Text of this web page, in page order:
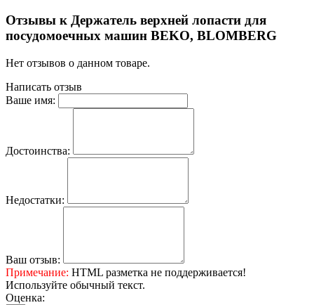
Отзывы к Держатель верхней лопасти для
посудомоечных машин BEKO, BLOMBERG
Нет отзывов о данном товаре.
Написать отзыв
Ваше имя:
Достоинства:
Недостатки:
Ваш отзыв:
Примечание: HTML разметка не поддерживается!
Используйте обычный текст.
Оценка: